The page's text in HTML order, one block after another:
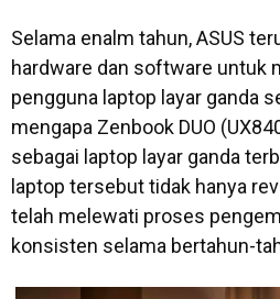
Selama enalm tahun, ASUS
hardware dan software untuk
pengguna laptop layar ganda
mengapa Zenbook DUO
sebagai laptop layar ganda
laptop tersebut tidak hanya
telah melewati proses
konsisten selama bertahun-